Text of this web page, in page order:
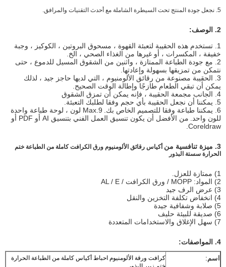
5. نجعل جودة المنتج تحت السيطرة الشاملة مع أحدث التقنيات والمرافق.
2. الوصف:
1. تستخدم هذه الحقيبة لتعبئة القهوة ، مسحوق البروتين ، الكوكيز ، وجبة
خفيفة ، المكسرات ، أو غيرها من الغذاء الصحي ، الخ.
2. مع جودة الطباعة الممتازة ، واثنين من الشقوق المسيل للدموع ، حتى
نتمكن من تمزيقها بسهولة وإعادتها.
3. الحقيبة مصنوعة من رقائق الألومنيوم ، التي لديها حاجز جيد ، لذلك
يمكن أن تبقي الطعام طازجًا وإطالة الوقت الصحيح.
4. الجانب مجمعة الحقيبة ، فإنه يمكن أن تمزق الشقوق
5. يمكننا أن نجعل الحقيبة بأي حجم وفقا لطلبك التعبئة.
6. يمكننا طباعة وفقا للتصميم الخاص بك.
Max.9 لون ، لوحة طباعة واحدة
للون واحد.
من الأفضل أن يكون تنسيق العمل الفني بتنسيق AI أو PDF أو
Coreldraw.
3. ميزة تنافسية من
أكياس رقائق الألومنيوم ورق الكرافت كاملة من الطباعة ختم
الحرارة سستة البذور
1) ممتازة للعزل.
2) المواد: MOPP / ورق الكرافت / AL / E
3) عرض الرف جيد
4) انخفاض تكلفة التخزين والنقل
5) صلابة وشفافية جيدة
6) صديقة للبيئة حليف
7) سهل الإغلاق والاستخدامات المتعددة
4. المواصفات:
اسم:
كرافت ورقة الألومنيوم احباط أكياس كاملة من الطباعة الحرارة